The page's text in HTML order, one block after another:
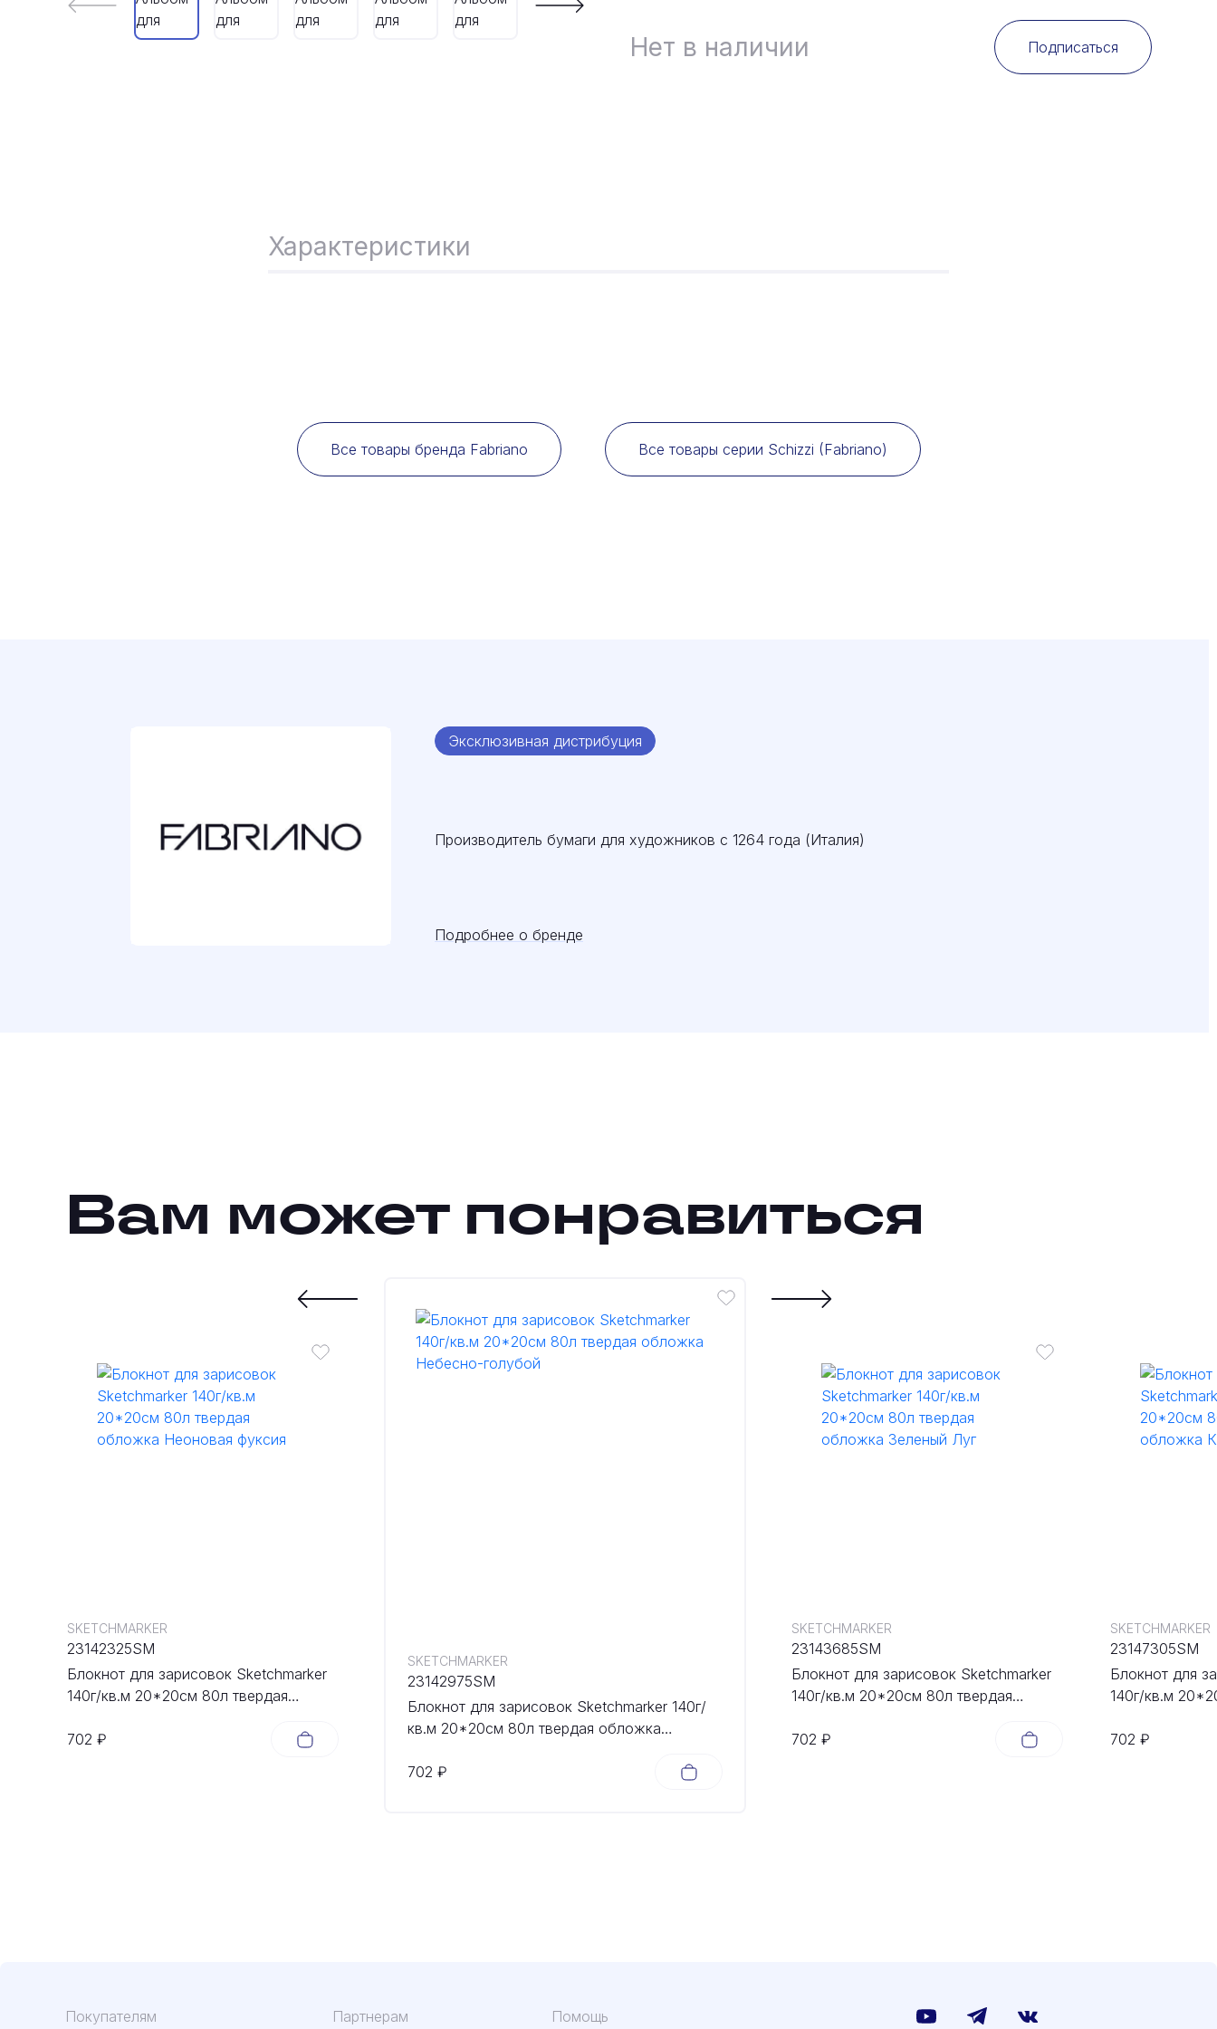
Нет в наличии Подписаться
Характеристики
Все товары бренда Fabriano Все товары серии Schizzi (Fabriano)
Эксклюзивная дистрибуция
Производитель бумаги для художников с 1264 года (Италия)
Подробнее о бренде
Вам может понравиться
702 ₽
Блокнот для зарисовок Sketchmarker
140г/кв.м 20*20cм 80л твердая
SKETCHMARKER
23142325SM
702 ₽
Блокнот для зарисовок Sketchmarker 140г/
кв.м 20*20cм 80л твердая обложка
SKETCHMARKER
23142975SM
702 ₽
Блокнот для зарисовок Sketchmarker
140г/кв.м 20*20cм 80л твердая
SKETCHMARKER
23143685SM
702 ₽
Блокнот для
140г/кв.м
SKETCHMARKER
23147305SM
Покупателям Партнерам Помощь